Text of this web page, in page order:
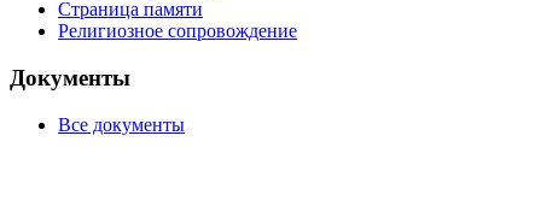
Страница памяти
Религиозное сопровождение
Документы
Все документы